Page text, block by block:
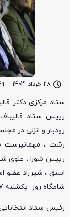
۲۸ خرداد ۱۴۰۳ -
ستاد مرکزی دکتر
رییس ستاد
رودبار و انزلی در
رشت ، مهمانپرست
رییس شورا ، علوی
اسبق ، شیرزاد عضو
شامگاه روز یکشنبه ۲۷ خرداد در خیابان مطهری رشت گشایش یافت.